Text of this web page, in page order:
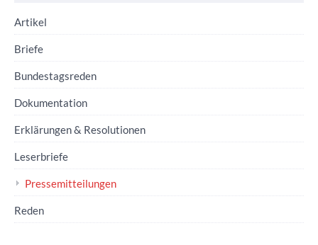
Artikel
Briefe
Bundestagsreden
Dokumentation
Erklärungen & Resolutionen
Leserbriefe
Pressemitteilungen
Reden